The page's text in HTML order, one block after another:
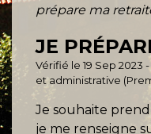
prépare ma
JE
Vérifié le 19 Sep
et administrative
Je souhaite
je me renseigne